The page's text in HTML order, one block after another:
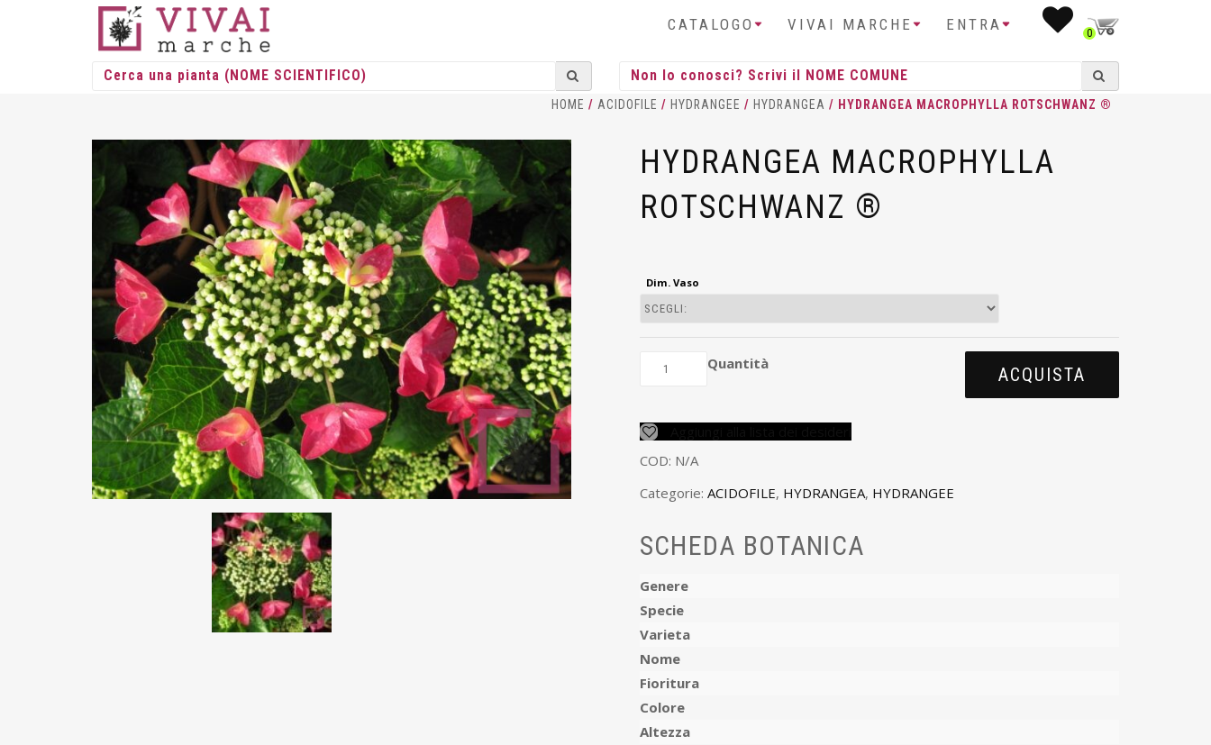
CATALOGO VIVAI MARCHE ENTRA 0
HOME / ACIDOFILE / HYDRANGEE / HYDRANGEA / HYDRANGEA MACROPHYLLA ROTSCHWANZ ®
HYDRANGEA MACROPHYLLA
ROTSCHWANZ ®
Dim. Vaso
Quantità
ACQUISTA
COD: N/A
Categorie: ACIDOFILE, HYDRANGEA, HYDRANGEE
SCHEDA BOTANICA
Genere
Specie
Varieta
Nome
Fioritura
Colore
Altezza